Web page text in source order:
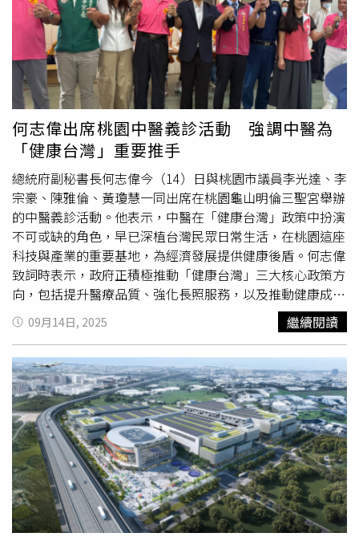
建剩餘土石方的全流向管理機制與具體作法，期望透過溯源
追查、源頭分類、提升最終去化量能以及即時定位查緝等手
段，有效管理及追蹤營建剩餘土石方流向。前端分類及管理
部分，環境部已預告「廢棄物清理法草案」及「資源回收再
利用法草案」，擬加重刑責及科技執法與監管等多重措施，
要求營造工程就源頭所產生之混合物落實分類，讓土方資源
得以循環再利用及減少廢棄物產生。內政部也已在今年7月
公告「營建剩餘土石方即時流向追蹤系統及電子系統規
範」，要求土石方清運車輛必須安裝GPS，每一個進出點皆
以電子聯單申報，來遏止不肖業者不實繞場、製作假聯單及
虛偽申報土石方數量等違規情事，讓查緝更加即時。內政部
同步研議透過建築工程溯源產源責任機制，經檢調、環保機
關查有違規棄置事實者，將向上溯源至產源工地，要求勒令
停工，以有效管理及追蹤營建剩餘土石方流向。此外，行政
院已核定「營建剩餘土石方最終去處規劃方案」，補助地方
政府不足人力及成立跨局處推動小組，擴大土方暫置容量及
提升營建剩餘土石方最終去化量能，將透過重大區段徵收及
市地重劃計畫、填海造陸、增加土資場等面向，並進一步盤
點及提供2,321處國有地及80處的大型整體開發區計畫資訊
給縣市政府，以增設公有土資場及作為土石方調度中心。內
政部強調，現行建築管理、土地管理、環保及地方自治條例
等法規，已透過合作平台，整合法令規定及規範，並攜手環
境部、法務部成立檢警環平台，經由跨機關合作，持續加強
取締及重罰違法者。涉及「挖、運、棄」各環節不法情事，
也會強化蒐報並以「系統性掃黑」作法，從嚴偵辦、溯源斷
金流。內政部表示，中央從源頭控管到去化流向，全面強化
管理，從源頭展開分類管理、減少廢棄物產出，並透過政策
引導，讓土石方資源能夠有效再利用及建立工程循環經濟模
何志偉出席桃園中醫義診活動 強調中醫為
「健康台灣」重要推手
總統府副秘書長何志偉今（14）日與桃園市議員李光達、李
宗豪、陳雅倫、黃瓊慧一同出席在桃園龜山明倫三聖宮舉辦
的中醫義診活動。他表示，中醫在「健康台灣」政策中扮演
不可或缺的角色，早已深植台灣民眾日常生活，在桃園這座
科技與產業的重要基地，為經濟發展提供健康後盾。何志偉
致詞時表示，政府正積極推動「健康台灣」三大核心政策方
向，包括提升醫療品質、強化長照服務，以及推動健康成為
具國際競爭力的產業。他強調，這三項政策的最終目標，是
讓每位國人不分城鄉、年齡或職業背景，都能獲得及早預
防、妥善照護與在地安老的健康保障。何志偉提到，平安與
健康，不只是彼此之間的祝福，更是政府努力的目標與責
任。中醫在「健康台灣」政策中扮演不可或缺的角色，早已
深植於台灣民眾日常生活，尤其在COVID-19疫情期間展現
關鍵貢獻，例如本土研發的「清冠一號」，不僅協助防疫，
也外銷至逾60個國家，充分展現中醫藥的國際價值與實力。
何志偉指出，桃園是年輕且充滿活力的城市，不僅是航空
城，更是科技與產業的重要基地。在此背景下，中醫的價值
不僅限於照顧長者，也能幫助忙碌的年輕族群調養身心，為
地方的經濟發展提供健康後盾。今日現場超過500名市民參
09月14日, 2025 繼續閱讀